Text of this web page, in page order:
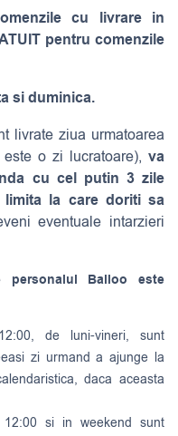
cu livrare in
pentru comenzile
si duminica.
livrate ziua urmatoarea
o zi lucratoare), va
cu cel putin 3 zile
limita la care doriti sa
eventuale intarzieri
personalul Balloo este
de luni-vineri, sunt
zi urmand a ajunge la
daca aceasta
si in weekend sunt